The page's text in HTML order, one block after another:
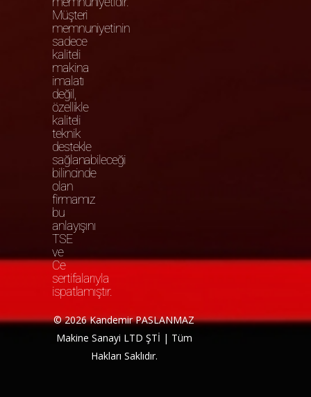
Müşteri
memnuniyetinin
sadece
kaliteli
makina
imalatı
değil,
özellikle
kaliteli
teknik
destekle
sağlanabileceği
bilincinde
olan
firmamız
bu
anlayışını
TSE
ve
Ce
sertifalarıyla
ispatlamıştır.
© 2026 Kandemir PASLANMAZ
Makine Sanayi LTD ŞTİ | Tüm
Hakları Saklıdır.